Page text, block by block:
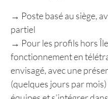
→ Poste basé au siège,
partiel
→ Pour les profils hors
fonctionnement en
envisagé, avec une
(quelques jours par